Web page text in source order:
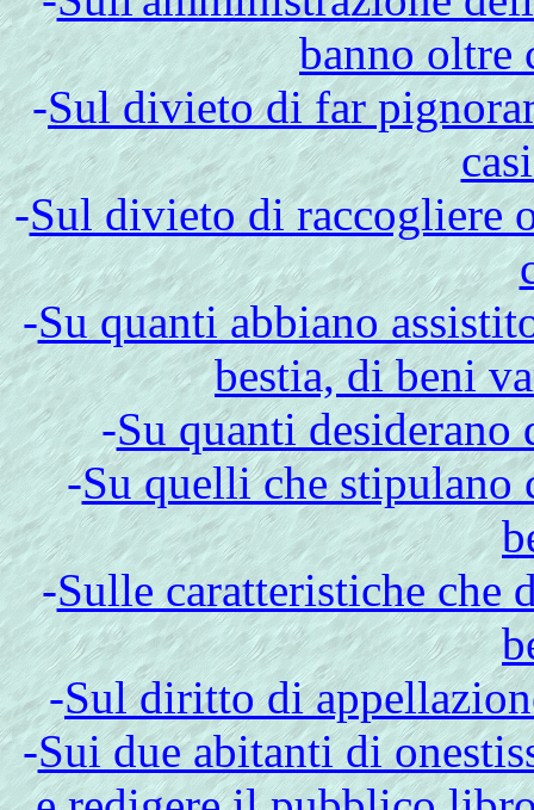
banno oltre
-Sul divieto di far
-Sul divieto di raccogliere
-Su quanti abbiano
bestia, di beni
-Su quanti
-Su quelli che stipulano
-Sulle caratteristiche che
-Sul diritto di
-Sui due abitanti di